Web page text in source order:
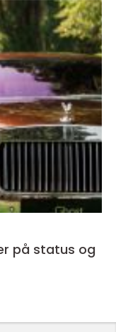
på status og